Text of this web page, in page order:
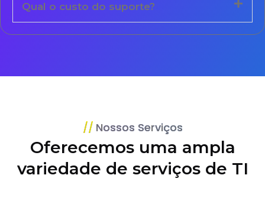
Qual o custo do suporte?
Nossos Serviços
Oferecemos uma ampla
variedade de serviços de TI